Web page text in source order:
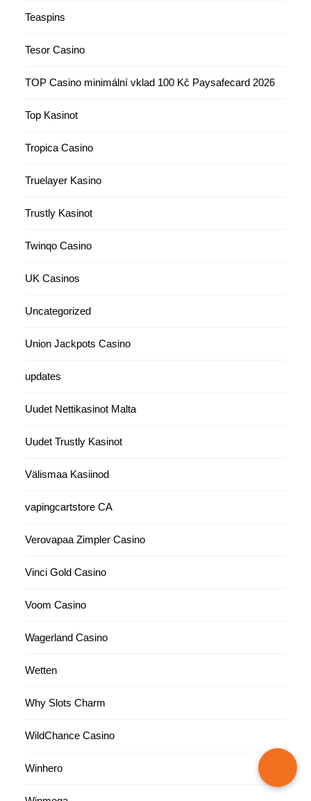
Teaspins
Tesor Casino
TOP Casino minimální vklad 100 Kč Paysafecard 2026
Top Kasinot
Tropica Casino
Truelayer Kasino
Trustly Kasinot
Twinqo Casino
UK Casinos
Uncategorized
Union Jackpots Casino
updates
Uudet Nettikasinot Malta
Uudet Trustly Kasinot
Välismaa Kasiinod
vapingcartstore CA
Verovapaa Zimpler Casino
Vinci Gold Casino
Voom Casino
Wagerland Casino
Wetten
Why Slots Charm
WildChance Casino
Winhero